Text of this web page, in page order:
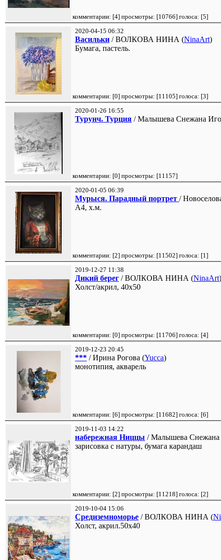
комментарии: [4] просмотры: [10766] голоса: [5]
2020-04-15 06:32
Васильки / ВОЛКОВА НИНА (NinaArt)
Бумага, пастель.
комментарии: [0] просмотры: [11105] голоса: [3]
2020-01-26 16:55
Турунч. Турция / Малышева Снежана
комментарии: [0] просмотры: [11157]
2020-01-05 06:39
Мурыся. Парадный портрет /
А4, х.м.
комментарии: [2] просмотры: [11502] голоса: [1]
2019-12-27 11:38
Дикий берег / ВОЛКОВА НИНА (NinaArt)
Холст/акрил, 40х50
комментарии: [0] просмотры: [11706] голоса: [4]
2019-12-23 20:45
*** / Ирина Рогова (Yucca)
монотипия, акварель
комментарии: [6] просмотры: [11682] голоса: [6]
2019-11-03 14:22
набережная Ниццы / Малышева Снежана
зарисовка с натуры, бумага карандаш
комментарии: [2] просмотры: [11218] голоса: [2]
2019-10-04 15:06
Средиземноморье / ВОЛКОВА НИНА (
Холст, акрил.50х40